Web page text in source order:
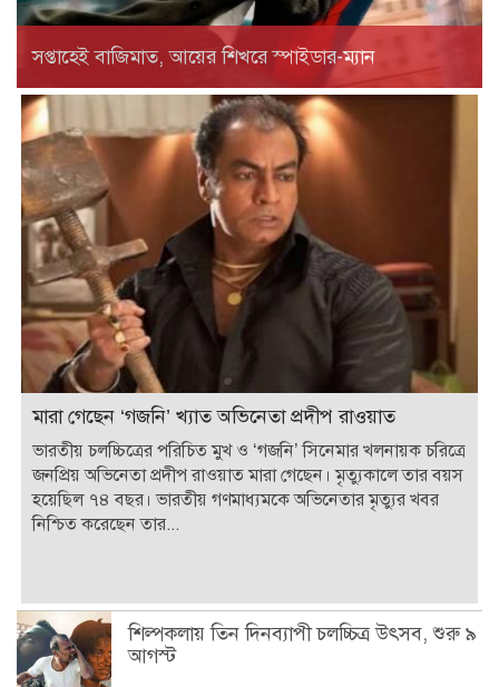
সপ্তাহেই বাজিমাত, আয়ের শিখরে স্পাইডার-ম্যান
মারা গেছেন ‘গজনি’ খ্যাত অভিনেতা প্রদীপ রাওয়াত
ভারতীয় চলচ্চিত্রের পরিচিত মুখ ও ‘গজনি’ সিনেমার খলনায়ক চরিত্রে
জনপ্রিয় অভিনেতা প্রদীপ রাওয়াত মারা গেছেন। মৃত্যুকালে তার বয়স
হয়েছিল ৭৪ বছর। ভারতীয় গণমাধ্যমকে অভিনেতার মৃত্যুর খবর
নিশ্চিত করেছেন তার...
শিল্পকলায় তিন দিনব্যাপী চলচ্চিত্র উৎসব, শুরু ৯
আগস্ট